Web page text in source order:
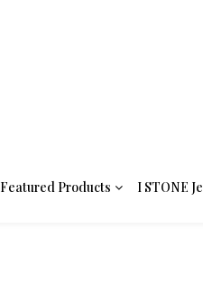
Featured Products I STONE